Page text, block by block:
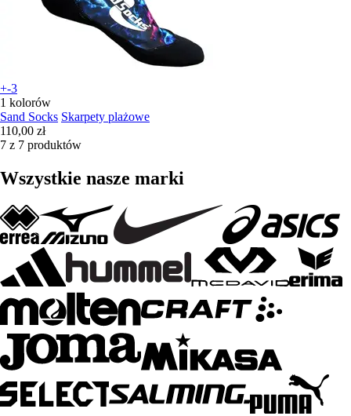
+-3
1 kolorów
Sand Socks Skarpety plażowe
110,00 zł
7 z 7 produktów
Wszystkie nasze marki